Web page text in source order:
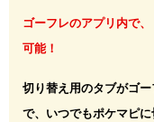
ゴーフレのアプリ内で
可能！
切り替え用のタブがゴ
で、いつでもポケマピ